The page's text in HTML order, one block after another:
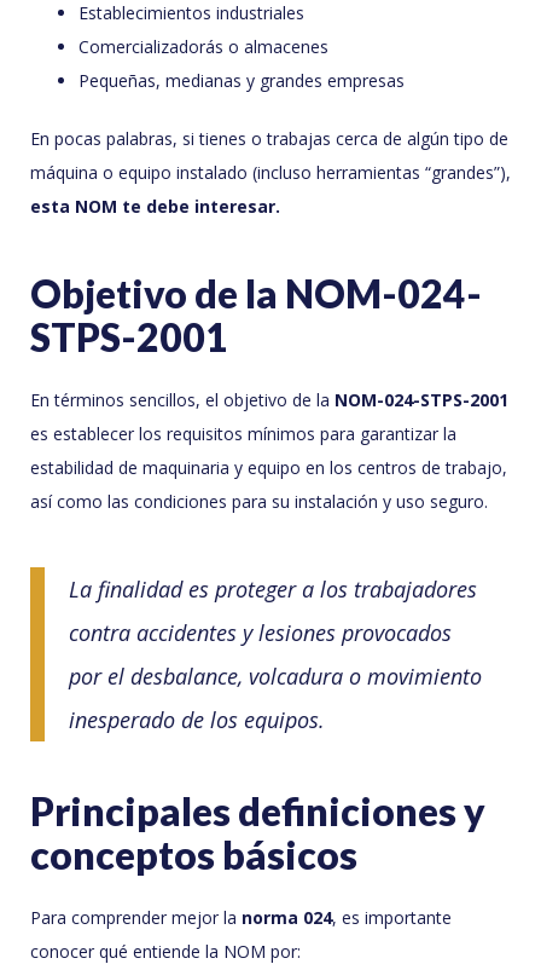
Establecimientos industriales
Comercializadorás o almacenes
Pequeñas, medianas y grandes empresas
En pocas palabras, si tienes o trabajas cerca de algún tipo de
máquina o equipo instalado (incluso herramientas “grandes”),
esta NOM te debe interesar.
Objetivo de la NOM-024-
STPS-2001
En términos sencillos, el objetivo de la NOM-024-STPS-2001
es establecer los requisitos mínimos para garantizar la
estabilidad de maquinaria y equipo en los centros de trabajo,
así como las condiciones para su instalación y uso seguro.
La finalidad es proteger a los trabajadores
contra accidentes y lesiones provocados
por el desbalance, volcadura o movimiento
inesperado de los equipos.
Principales definiciones y
conceptos básicos
Para comprender mejor la norma 024, es importante
conocer qué entiende la NOM por: